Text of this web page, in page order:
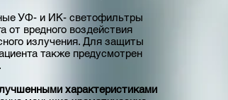
УФ- и ИК- светофильтры
от вредного воздействия
излучения. Для защиты
также предусмотрен
характеристиками